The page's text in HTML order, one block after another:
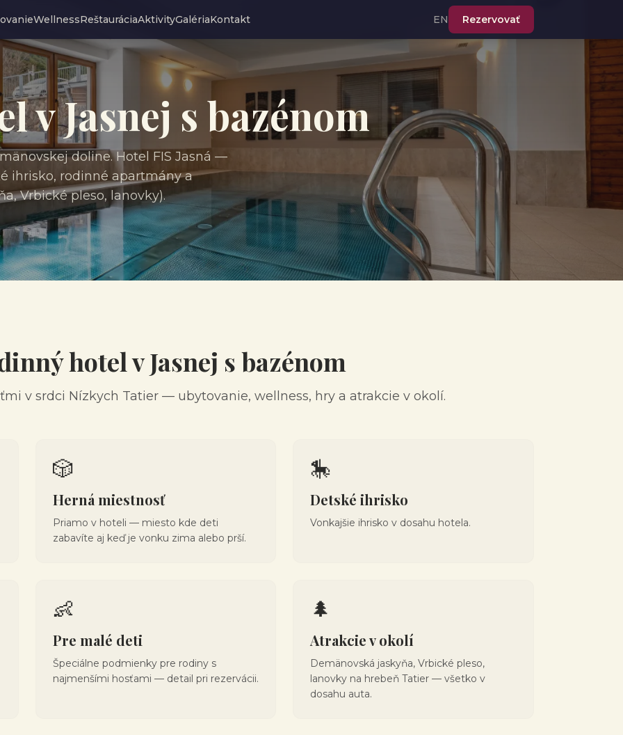
WellnessReštauráciaAktivityGalériaKontakt EN Rezervovať
v Jasnej s bazénom
doline. Hotel FIS Jasná —
ihrisko, rodinné apartmány a
Vrbické pleso, lanovky).
hotel v Jasnej s bazénom
v srdci Nízkych Tatier — ubytovanie, wellness, hry a atrakcie v okolí.
🎲
Herná miestnosť
Priamo v hoteli — miesto kde deti
zabavíte aj keď je vonku zima alebo prší.
🎠
Detské ihrisko
Vonkajšie ihrisko v dosahu hotela.
👶
Pre malé deti
Špeciálne podmienky pre rodiny s
najmenšími hosťami — detail pri rezervácii.
🌲
Atrakcie v okolí
Demänovská jaskyňa, Vrbické pleso,
lanovky na hrebeň Tatier — všetko v
dosahu auta.